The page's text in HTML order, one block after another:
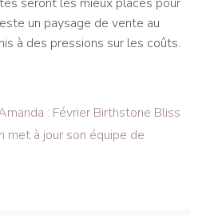
un paysage de vente au
à des pressions sur les coûts.
: Février Birthstone Bliss
met à jour son équipe de